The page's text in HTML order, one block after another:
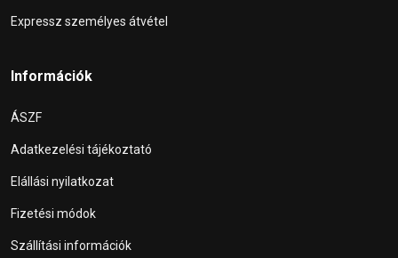
Expressz személyes átvétel
Információk
ÁSZF
Adatkezelési tájékoztató
Elállási nyilatkozat
Fizetési módok
Szállítási információk